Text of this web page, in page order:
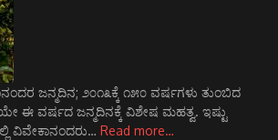
ಜನ್ಮದಿನ; ೨೦೧೩ಕ್ಕೆ ೧೫೦ ವರ್ಷಗಳು ತುಂಬಿದ
ಈ ವರ್ಷದ ಜನ್ಮದಿನಕ್ಕೆ ವಿಶೇಷ ಮಹತ್ವ. ಇಷ್ಟು
ವಿವೇಕಾನಂದರು… Read more…